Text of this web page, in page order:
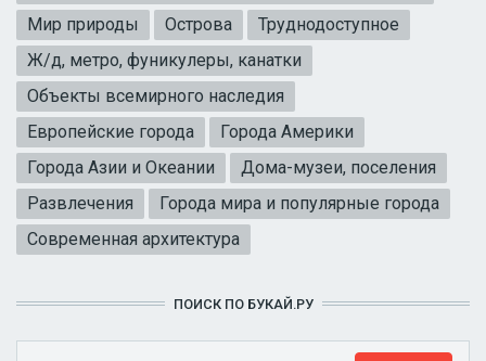
Мир природы
Острова
Труднодоступное
Ж/д, метро, фуникулеры, канатки
Объекты всемирного наследия
Европейские города
Города Америки
Города Азии и Океании
Дома-музеи, поселения
Развлечения
Города мира и популярные города
Современная архитектура
ПОИСК ПО БУКАЙ.РУ